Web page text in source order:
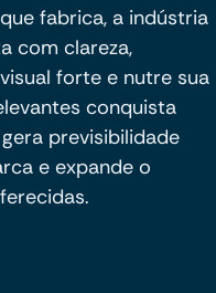
fabrica, a indústria
com clareza,
forte e nutre sua
conquista
previsibilidade
e expande o